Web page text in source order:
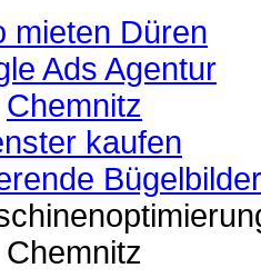
mieten Düren
Ads Agentur
Chemnitz
kaufen
Bügelbilder
Chemnitz